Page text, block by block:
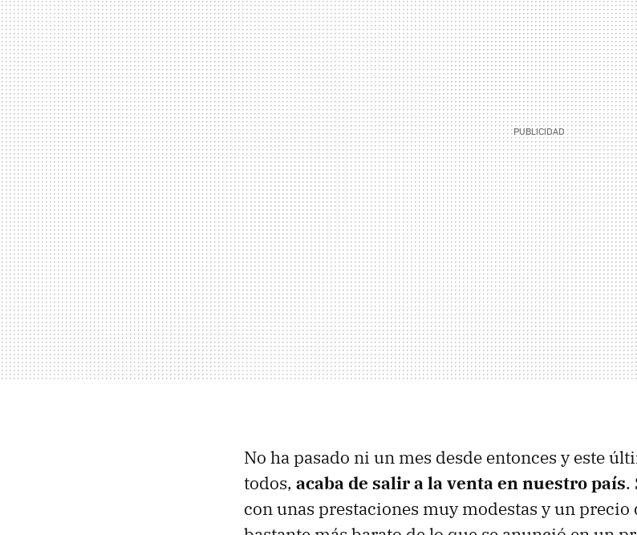
No ha pasado ni un mes desde entonces y este
todos, acaba de salir a la venta en nuestro país.
con unas prestaciones muy modestas y un precio